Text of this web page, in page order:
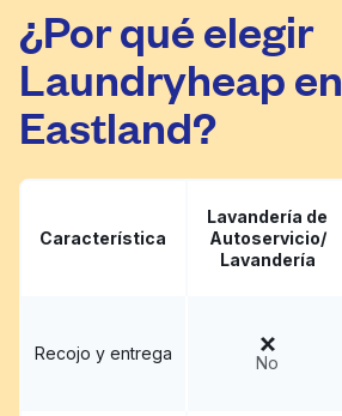
¿Por qué elegir
Laundryheap en
Eastland?
Característica
Lavandería de
Autoservicio/
Lavandería
Recojo y entrega No